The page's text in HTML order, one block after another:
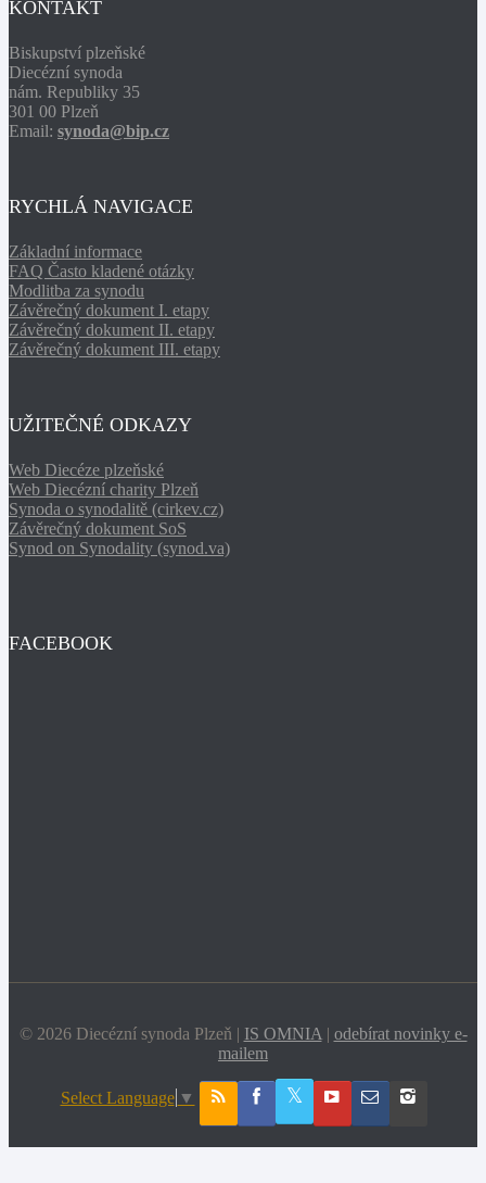
KONTAKT
Biskupství plzeňské
Diecézní synoda
nám. Republiky 35
301 00 Plzeň
Email: synoda@bip.cz
RYCHLÁ NAVIGACE
Základní informace
FAQ Často kladené otázky
Modlitba za synodu
Závěrečný dokument I. etapy
Závěrečný dokument II. etapy
Závěrečný dokument III. etapy
UŽITEČNÉ ODKAZY
Web Diecéze plzeňské
Web Diecézní charity Plzeň
Synoda o synodalitě (cirkev.cz)
Závěrečný dokument SoS
Synod on Synodality (synod.va)
FACEBOOK
© 2026 Diecézní synoda Plzeň | IS OMNIA | odebírat novinky e-
mailem
Select Language ▼